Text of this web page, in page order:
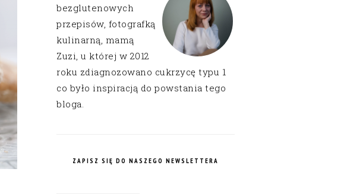
bezglutenowych
przepisów, fotografką
kulinarną, mamą
Zuzi, u której w 2012
roku zdiagnozowano cukrzycę typu 1
co było inspiracją do powstania tego
bloga.
ZAPISZ SIĘ DO NASZEGO NEWSLETTERA